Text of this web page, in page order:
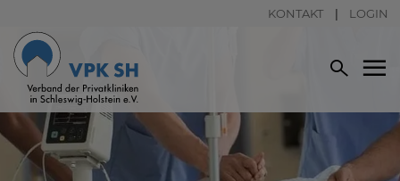
KONTAKT LOGIN